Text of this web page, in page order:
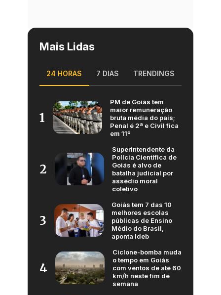
Mais Lidas
24 HORAS 7 DIAS TRENDINGS
1
PM de Goiás tem
maior remuneração
bruta média do país;
Penal é 2ª e Civil fica
em 11º
2
Superintendente da
Polícia Científica de
Goiás é alvo de
batalha judicial por
assédio moral
coletivo
3
Goiás tem 7 das 10
melhores escolas
públicas de Ensino
Médio do Brasil,
aponta Ideb
4
Ciclone-bomba muda
o tempo em Goiás
com ventos de até 60
km/h neste fim de
semana